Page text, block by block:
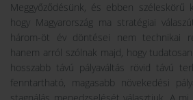
Meggyőződésünk, és ebben széleskörű
hogy Magyarország ma stratégiai
három-öt év döntései nem technikai
hanem arról szólnak majd, hogy
hosszabb távú pályaváltás rövid távú
fenntartható, magasabb növekedési